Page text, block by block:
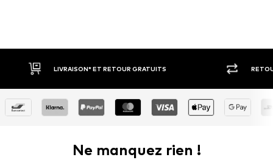
LIVRAISON* ET RETOUR GRATUITS
Ne manquez rien !